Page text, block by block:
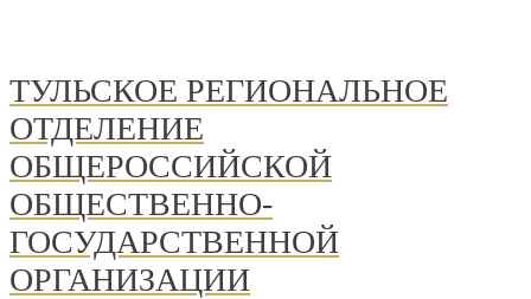
ТУЛЬСКОЕ РЕГИОНАЛЬНОЕ
ОТДЕЛЕНИЕ
ОБЩЕРОССИЙСКОЙ
ОБЩЕСТВЕННО-
ГОСУДАРСТВЕННОЙ
ОРГАНИЗАЦИИ